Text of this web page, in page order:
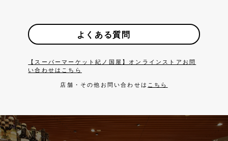
よくある質問
【スーパーマーケット紀ノ国屋】オンラインストアお問
い合わせはこちら
店舗・その他お問い合わせは こちら